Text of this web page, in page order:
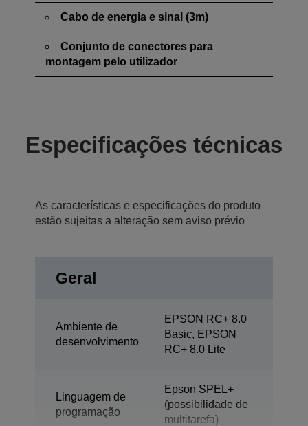
Cabo de energia e sinal (3m)
Conjunto de conectores para
montagem pelo utilizador
Especificações técnicas
As características e especificações do produto
estão sujeitas a alteração sem aviso prévio
Geral
Ambiente de
desenvolvimento
EPSON RC+ 8.0
Basic, EPSON
RC+ 8.0 Lite
Linguagem de
programação
Epson SPEL+
(possibilidade de
multitarefa)